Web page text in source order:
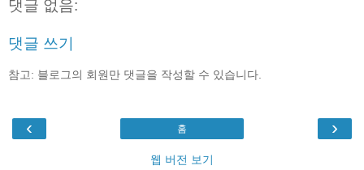
댓글 없음:
댓글 쓰기
참고: 블로그의 회원만 댓글을 작성할 수 있습니다.
‹ ›
홈
웹 버전 보기